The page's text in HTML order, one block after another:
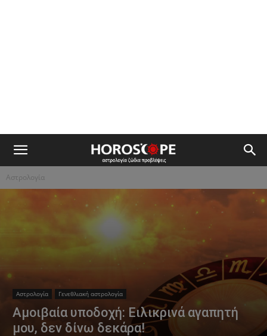
Αστρολογία
Αστρολογία Γενεθλιακή αστρολογία
Αμοιβαία υποδοχή: Ειλικρινά αγαπητή
μου, δεν δίνω δεκάρα!